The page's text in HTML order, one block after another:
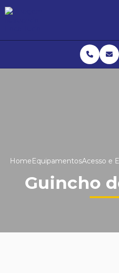
HomeEquipamentosAcesso e
Guincho